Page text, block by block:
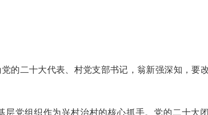
的二十大代表、村党支部书记，翁新强深知，要
层党组织作为兴村治村的核心抓手。党的二十大